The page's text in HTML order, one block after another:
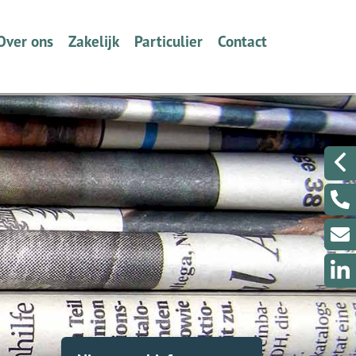
ons
Wie zijn we en wat doen wij?
Volmacht
Zakelijk
Ondernemers
Werkgevers
Collectief Tabak Speciaalzaken
Schade melden
Particulier
Verzekeren
Dát bedoelen we nou met
ontzorgen
Schade melden
Contact
Een berichtje sturen?
Even met ons
Een klacht melden?
Klantenportaal